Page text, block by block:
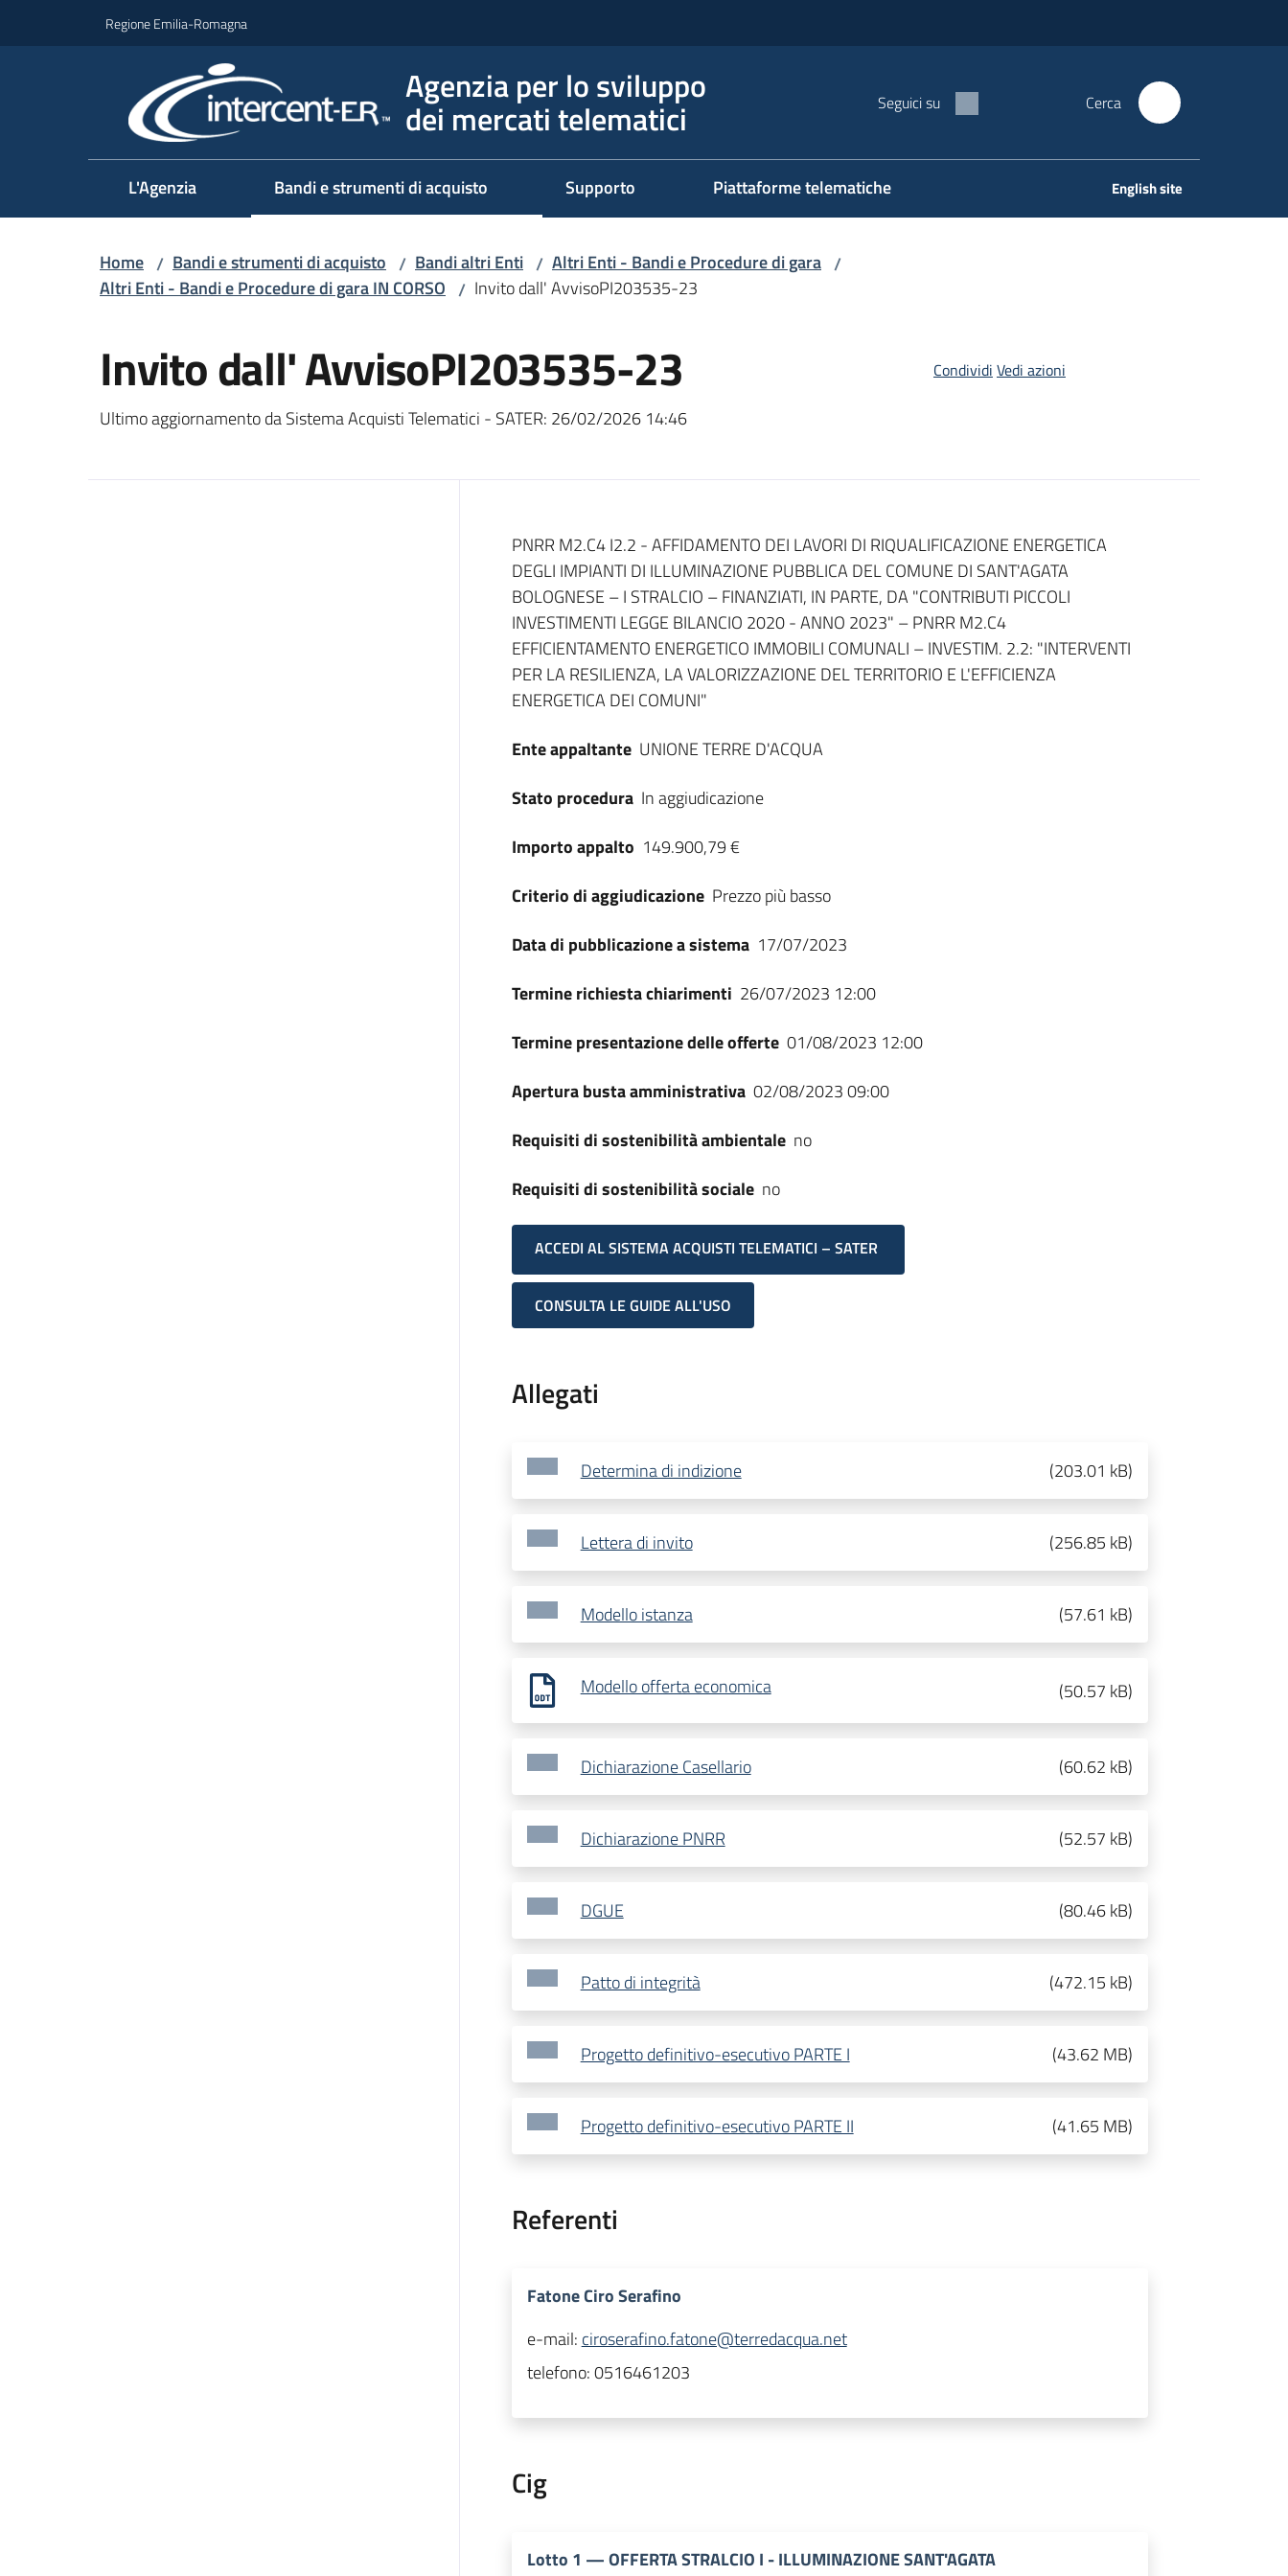
Regione Emilia-Romagna
Agenzia per lo sviluppo
dei mercati telematici Seguici su Cerca
L'Agenzia Bandi e strumenti di acquisto Supporto Piattaforme telematiche English site
Home / Bandi e strumenti di acquisto / Bandi altri Enti / Altri Enti - Bandi e Procedure di gara /
Altri Enti - Bandi e Procedure di gara IN CORSO / Invito dall' AvvisoPI203535-23
Invito dall' AvvisoPI203535-23
Ultimo aggiornamento da Sistema Acquisti Telematici - SATER: 26/02/2026 14:46
Condividi Vedi azioni
Dati del bando
PNRR M2.C4 I2.2 - AFFIDAMENTO DEI LAVORI DI RIQUALIFICAZIONE ENERGETICA
DEGLI IMPIANTI DI ILLUMINAZIONE PUBBLICA DEL COMUNE DI SANT'AGATA
BOLOGNESE – I STRALCIO – FINANZIATI, IN PARTE, DA "CONTRIBUTI PICCOLI
INVESTIMENTI LEGGE BILANCIO 2020 - ANNO 2023" – PNRR M2.C4
EFFICIENTAMENTO ENERGETICO IMMOBILI COMUNALI – INVESTIM. 2.2: "INTERVENTI
PER LA RESILIENZA, LA VALORIZZAZIONE DEL TERRITORIO E L'EFFICIENZA
ENERGETICA DEI COMUNI"
Ente appaltante UNIONE TERRE D'ACQUA
Stato procedura In aggiudicazione
Importo appalto 149.900,79 €
Criterio di aggiudicazione Prezzo più basso
Data di pubblicazione a sistema 17/07/2023
Termine richiesta chiarimenti 26/07/2023 12:00
Termine presentazione delle offerte 01/08/2023 12:00
Apertura busta amministrativa 02/08/2023 09:00
Requisiti di sostenibilità ambientale no
Requisiti di sostenibilità sociale no
ACCEDI AL SISTEMA ACQUISTI TELEMATICI – SATER
CONSULTA LE GUIDE ALL'USO
Allegati
Determina di indizione (203.01 kB)
Lettera di invito (256.85 kB)
Modello istanza (57.61 kB)
Modello offerta economica (50.57 kB)
Dichiarazione Casellario (60.62 kB)
Dichiarazione PNRR (52.57 kB)
DGUE (80.46 kB)
Patto di integrità (472.15 kB)
Progetto definitivo-esecutivo PARTE I (43.62 MB)
Progetto definitivo-esecutivo PARTE II (41.65 MB)
Referenti
Fatone Ciro Serafino
e-mail: ciroserafino.fatone@terredacqua.net
telefono:0516461203
Cig
Lotto 1 —OFFERTA STRALCIO I - ILLUMINAZIONE SANT'AGATA